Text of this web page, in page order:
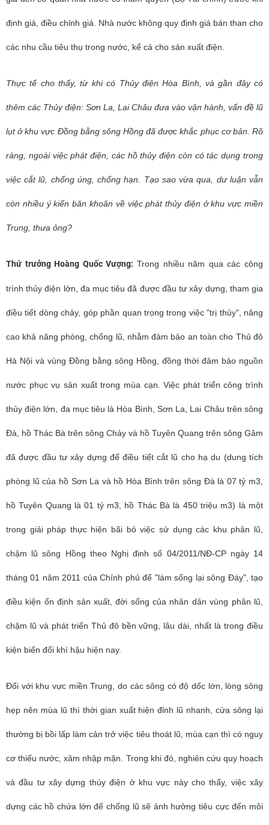
định giá, điều chỉnh giá. Nhà nước không quy định giá bán than cho
các nhu cầu tiêu thụ trong nước, kể cả cho sản xuất điện.
Thực tế cho thấy, từ khi có Thủy điện Hòa Bình, và gần đây có
thêm các Thủy điện: Sơn La, Lai Châu đưa vào vận hành, vấn đề lũ
lụt ở khu vực Đồng bằng sông Hồng đã được khắc phục cơ bản. Rõ
ràng, ngoài việc phát điện, các hồ thủy điện còn có tác dụng trong
việc cắt lũ, chống úng, chống hạn. Tạo sao vừa qua, dư luận vẫn
còn nhiều ý kiến băn khoăn về việc phát thủy điện ở khu vực miền
Trung, thưa ông?
Thứ trưởng Hoàng Quốc Vượng: Trong nhiều năm qua các công
trình thủy điện lớn, đa mục tiêu đã được đầu tư xây dựng, tham gia
điều tiết dòng chảy, góp phần quan trọng trong việc "trị thủy", nâng
cao khả năng phòng, chống lũ, nhằm đảm bảo an toàn cho Thủ đô
Hà Nội và vùng Đồng bằng sông Hồng, đồng thời đảm bảo nguồn
nước phục vụ sản xuất trong mùa cạn. Việc phát triển công trình
thủy điện lớn, đa mục tiêu là Hòa Bình, Sơn La, Lai Châu trên sông
Đà, hồ Thác Bà trên sông Chảy và hồ Tuyên Quang trên sông Gâm
đã được đầu tư xây dựng để điều tiết cắt lũ cho hạ du (dung tích
phòng lũ của hồ Sơn La và hồ Hòa Bình trên sông Đà là 07 tỷ m3,
hồ Tuyên Quang là 01 tỷ m3, hồ Thác Bà là 450 triệu m3) là một
trong giải pháp thực hiện bãi bỏ việc sử dụng các khu phân lũ,
chậm lũ sông Hồng theo Nghị định số 04/2011/NĐ-CP ngày 14
tháng 01 năm 2011 của Chính phủ để "làm sống lại sông Đáy", tạo
điều kiện ổn định sản xuất, đời sống của nhân dân vùng phân lũ,
chậm lũ và phát triển Thủ đô bền vững, lâu dài, nhất là trong điều
kiện biến đổi khí hậu hiện nay.
Đối với khu vực miền Trung, do các sông có độ dốc lớn, lòng sông
hẹp nên mùa lũ thì thời gian xuất hiện đỉnh lũ nhanh, cửa sông lại
thường bị bồi lấp làm cản trở việc tiêu thoát lũ, mùa cạn thì có nguy
cơ thiếu nước, xâm nhập mặn. Trong khi đó, nghiên cứu quy hoạch
và đầu tư xây dựng thủy điện ở khu vực này cho thấy, việc xây
dựng các hồ chứa lớn để chống lũ sẽ ảnh hưởng tiêu cực đến môi